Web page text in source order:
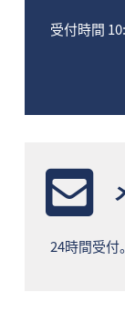
受付時間
24時間受付